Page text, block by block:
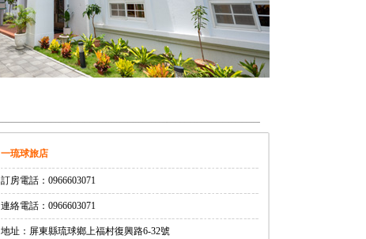
一琉球旅店
訂房電話：0966603071
連絡電話：0966603071
地址：屏東縣琉球鄉上福村復興路6-32號